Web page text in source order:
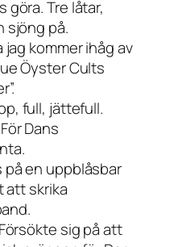
göra. Tre låtar,
sjöng på.
kommer ihåg av
Öyster Cults
full, jättefull.
Dans
på en uppblåsbar
att skrika
sig på att